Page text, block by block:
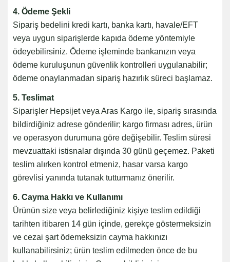
4. Ödeme Şekli
Sipariş bedelini kredi kartı, banka kartı, havale/EFT
veya uygun siparişlerde kapıda ödeme yöntemiyle
ödeyebilirsiniz. Ödeme işleminde bankanızın veya
ödeme kuruluşunun güvenlik kontrolleri uygulanabilir;
ödeme onaylanmadan sipariş hazırlık süreci başlamaz.
5. Teslimat
Siparişler Hepsijet veya Aras Kargo ile, sipariş sırasında
bildirdiğiniz adrese gönderilir; kargo firması adres, ürün
ve operasyon durumuna göre değişebilir. Teslim süresi
mevzuattaki istisnalar dışında 30 günü geçemez. Paketi
teslim alırken kontrol etmeniz, hasar varsa kargo
görevlisi yanında tutanak tutturmanız önerilir.
6. Cayma Hakkı ve Kullanımı
Ürünün size veya belirlediğiniz kişiye teslim edildiği
tarihten itibaren 14 gün içinde, gerekçe göstermeksizin
ve cezai şart ödemeksizin cayma hakkınızı
kullanabilirsiniz; ürün teslim edilmeden önce de bu